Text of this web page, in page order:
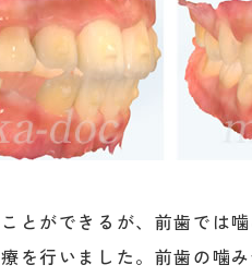
とができるが、前歯では
を行いました。前歯の噛